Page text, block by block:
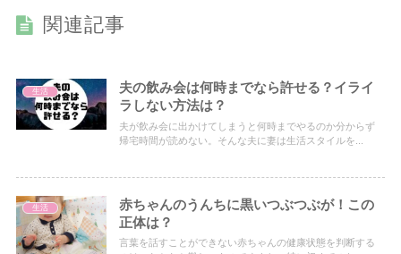
関連記事
生活
夫の飲み会は何時までなら許せる？イライ
ラしない方法は？
夫が飲み会に出かけてしまうと何時までやるのか分からず
帰宅時間が読めない。そんな夫に妻は生活スタイルを...
生活
赤ちゃんのうんちに黒いつぶつぶが！この
正体は？
言葉を話すことができない赤ちゃんの健康状態を判断する